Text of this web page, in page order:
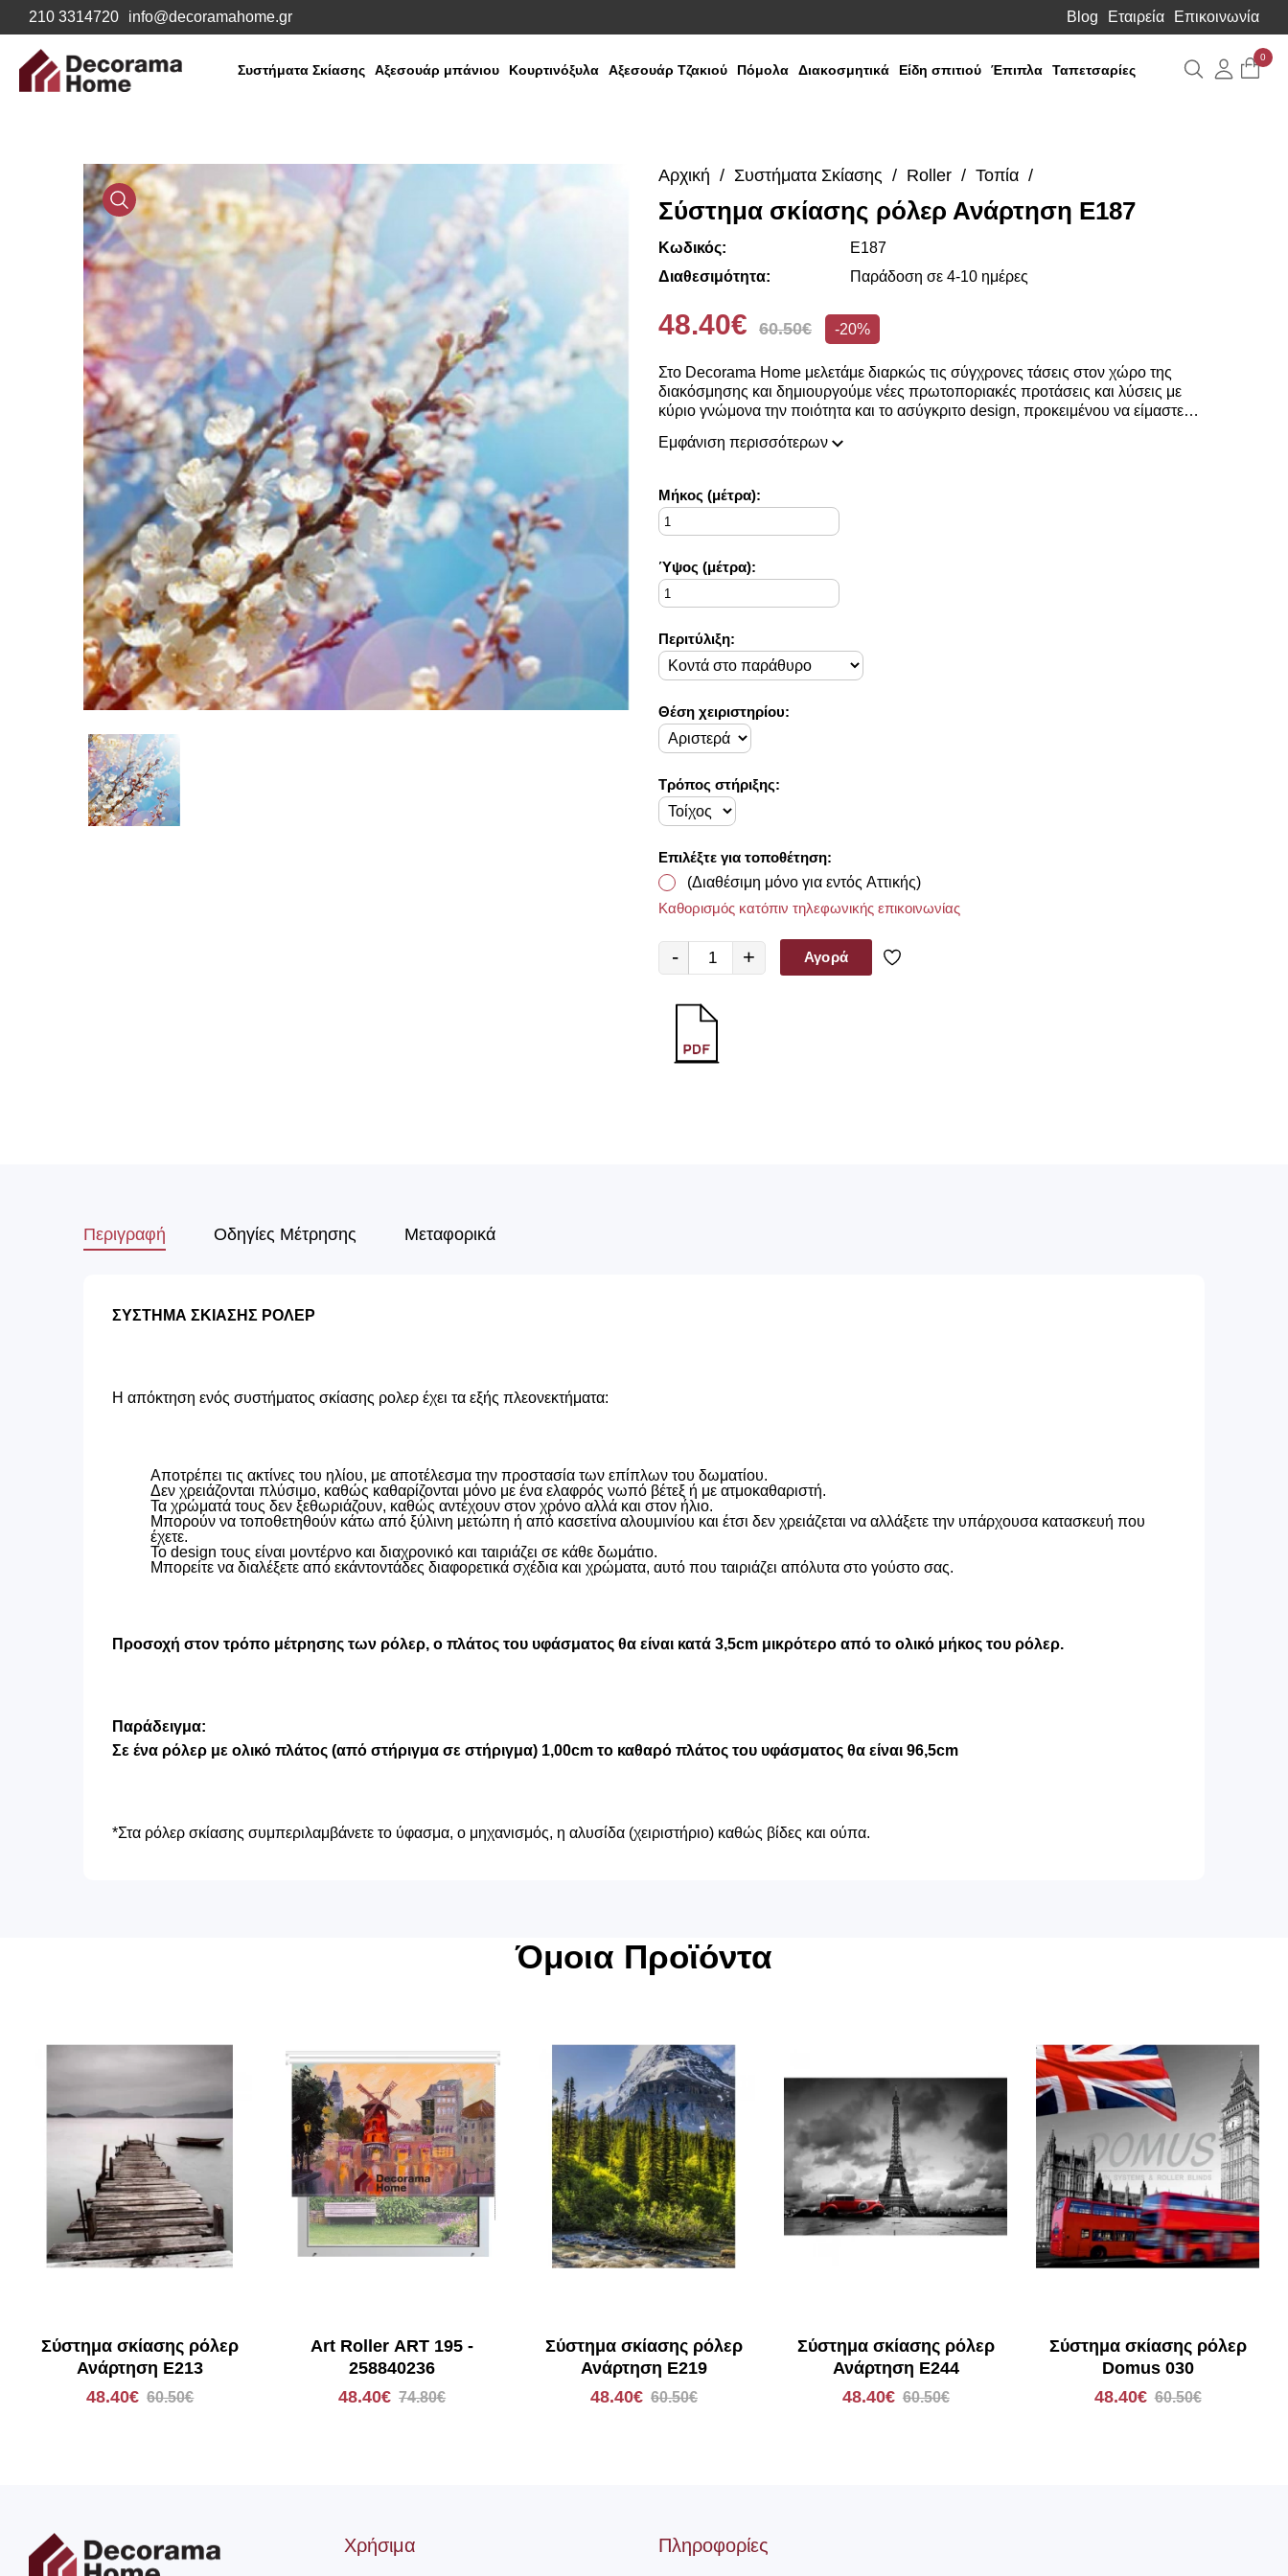
210 3314720 info@decoramahome.gr Blog Εταιρεία Επικοινωνία
Συστήματα Σκίασης Αξεσουάρ μπάνιου Κουρτινόξυλα Αξεσουάρ Τζακιού Πόμολα Διακοσμητικά Είδη σπιτιού Έπιπλα Ταπετσαρίες Αναζήτηση
0
Media
Gallery
Αρχική Συστήματα Σκίασης Roller Τοπία
Σύστημα σκίασης ρόλερ Ανάρτηση E187
Κωδικός:
E187
Διαθεσιμότητα:
Παράδοση σε 4-10 ημέρες
48.40€ 60.50€ -20%
Στο Decorama Home μελετάμε διαρκώς τις σύγχρονες τάσεις στον χώρο της
διακόσμησης και δημιουργούμε νέες πρωτοποριακές προτάσεις και λύσεις με
κύριο γνώμονα την ποιότητα και το ασύγκριτο design, προκειμένου να είμαστε
Η συλλογή μας ανανεώνεται ριζικά κάθε σεζόν και εμπλουτίζεται με φρέσκες
Στο Decorama Home έχουμε ως στόχο να χαρίσουμε χρώμα και ασύγκριτο στυλ
στο προσωπικό σας χώρο και να τον αναδείξουμε με τον πιο όμορφο τρόπο!
Εμφάνιση περισσότερων
Mήκος (μέτρα):
Ύψος (μέτρα):
Περιτύλιξη:
Θέση χειριστηρίου:
Τρόπος στήριξης:
Επιλέξτε για τοποθέτηση:
(Διαθέσιμη μόνο για εντός Αττικής)
Καθορισμός κατόπιν τηλεφωνικής επικοινωνίας
- + Αγορά
Περιγραφή Οδηγίες Μέτρησης Μεταφορικά
ΣΥΣΤΗΜΑ ΣΚΙΑΣΗΣ ΡΟΛΕΡ
Η απόκτηση ενός συστήματος σκίασης ρολερ έχει τα εξής πλεονεκτήματα:
Αποτρέπει τις ακτίνες του ηλίου, με αποτέλεσμα την προστασία των επίπλων του δωματίου.
Δεν χρειάζονται πλύσιμο, καθώς καθαρίζονται μόνο με ένα ελαφρός νωπό βέτεξ ή με ατμοκαθαριστή.
Τα χρώματά τους δεν ξεθωριάζουν, καθώς αντέχουν στον χρόνο αλλά και στον ήλιο.
Μπορούν να τοποθετηθούν κάτω από ξύλινη μετώπη ή από κασετίνα αλουμινίου και έτσι δεν χρειάζεται να αλλάξετε την υπάρχουσα κατασκευή που
έχετε.
Το design τους είναι μοντέρνο και διαχρονικό και ταιριάζει σε κάθε δωμάτιο.
Μπορείτε να διαλέξετε από εκάντοντάδες διαφορετικά σχέδια και χρώματα, αυτό που ταιριάζει απόλυτα στο γούστο σας.
Προσοχή στον τρόπο μέτρησης των ρόλερ, ο πλάτος του υφάσματος θα είναι κατά 3,5cm μικρότερο από το ολικό μήκος του ρόλερ.
Παράδειγμα:
Σε ένα ρόλερ με ολικό πλάτος (από στήριγμα σε στήριγμα) 1,00cm το καθαρό πλάτος του υφάσματος θα είναι 96,5cm
*Στα ρόλερ σκίασης συμπεριλαμβάνετε το ύφασμα, ο μηχανισμός, η αλυσίδα (χειριστήριο) καθώς βίδες και ούπα.
Όμοια Προϊόντα
Σύστημα σκίασης ρόλερ
Ανάρτηση E213
48.40€ 60.50€
Art Roller ART 195 -
258840236
48.40€ 74.80€
Σύστημα σκίασης ρόλερ
Ανάρτηση E219
48.40€ 60.50€
Σύστημα σκίασης ρόλερ
Ανάρτηση E244
48.40€ 60.50€
Σύστημα σκίασης ρόλερ
Domus 030
48.40€ 60.50€
Χρήσιμα Πληροφορίες